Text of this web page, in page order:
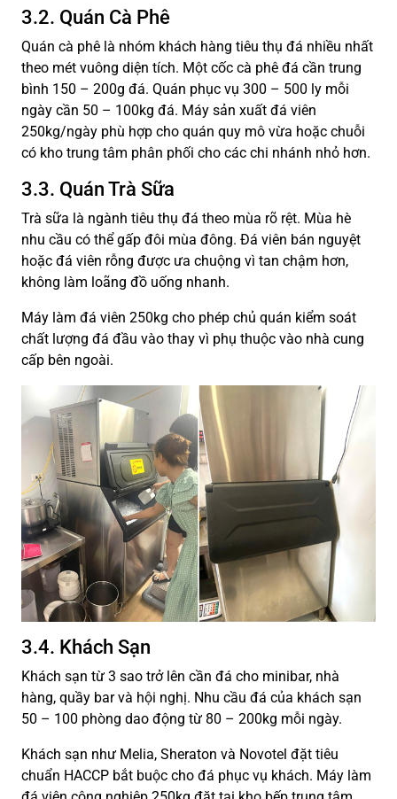
3.2. Quán Cà Phê
Quán cà phê là nhóm khách hàng tiêu thụ đá nhiều nhất
theo mét vuông diện tích. Một cốc cà phê đá cần trung
bình 150 – 200g đá. Quán phục vụ 300 – 500 ly mỗi
ngày cần 50 – 100kg đá. Máy sản xuất đá viên
250kg/ngày phù hợp cho quán quy mô vừa hoặc chuỗi
có kho trung tâm phân phối cho các chi nhánh nhỏ hơn.
3.3. Quán Trà Sữa
Trà sữa là ngành tiêu thụ đá theo mùa rõ rệt. Mùa hè
nhu cầu có thể gấp đôi mùa đông. Đá viên bán nguyệt
hoặc đá viên rỗng được ưa chuộng vì tan chậm hơn,
không làm loãng đồ uống nhanh.
Máy làm đá viên 250kg cho phép chủ quán kiểm soát
chất lượng đá đầu vào thay vì phụ thuộc vào nhà cung
cấp bên ngoài.
3.4. Khách Sạn
Khách sạn từ 3 sao trở lên cần đá cho minibar, nhà
hàng, quầy bar và hội nghị. Nhu cầu đá của khách sạn
50 – 100 phòng dao động từ 80 – 200kg mỗi ngày.
Khách sạn như Melia, Sheraton và Novotel đặt tiêu
chuẩn HACCP bắt buộc cho đá phục vụ khách. Máy làm